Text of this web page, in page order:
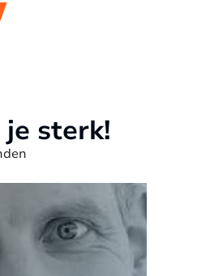
sterk!